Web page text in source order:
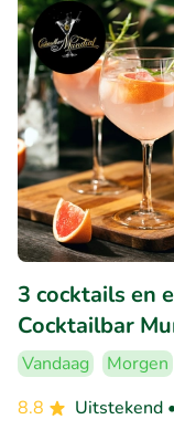
3 cocktails en
Cocktailbar
Vandaag Morgen
8.8
Uitstekend